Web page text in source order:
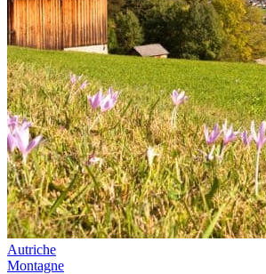
Autriche
Montagne